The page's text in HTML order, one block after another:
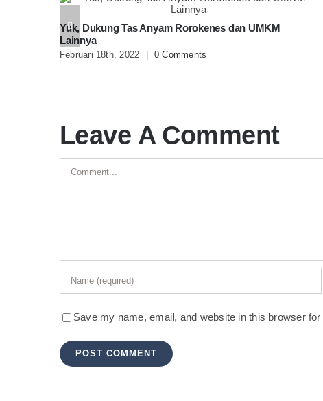
Yuk, Dukung Tas Anyam Rorokenes dan UMKM
Lainnya
Februari 18th, 2022 0 Comments
Leave A Comment
Comment
Save my name, email, and website in this browser